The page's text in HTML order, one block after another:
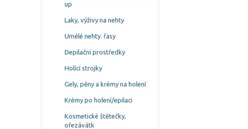
up
Laky, výživy na nehty
Umělé nehty. řasy
Depilační prostředky
Holící strojky
Gely, pěny a krémy na holení
Krémy po holení/epilaci
Kosmetické štětečky,
ořezávátk